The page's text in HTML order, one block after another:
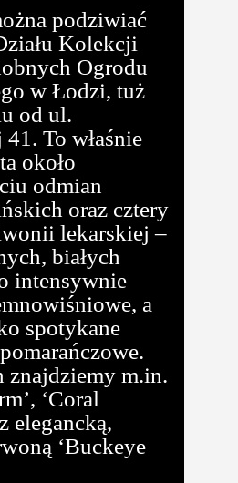
podziwiać
Kolekcji
Ogrodu
w Łodzi, tuż
od ul.
To właśnie
około
odmian
oraz cztery
lekarskiej –
białych
intensywnie
a
spotykane
znajdziemy m.in.
‘Coral
elegancką,
‘Buckeye